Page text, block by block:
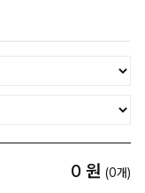
0 원 (0개)